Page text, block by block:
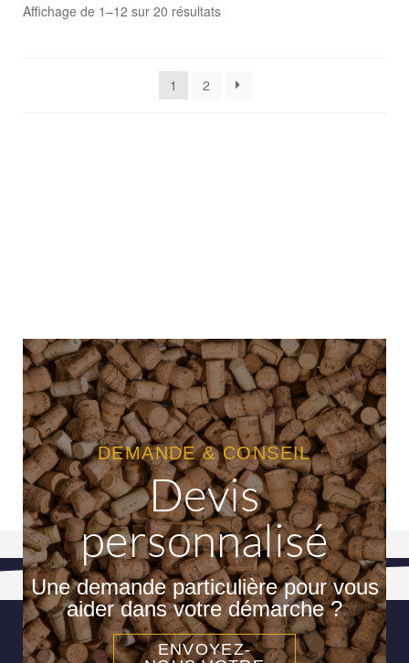
Affichage de 1–12 sur 20 résultats
1 2
DEMANDE & CONSEIL
Devis
personnalisé
Une demande particulière pour vous
aider dans votre démarche ?
ENVOYEZ-